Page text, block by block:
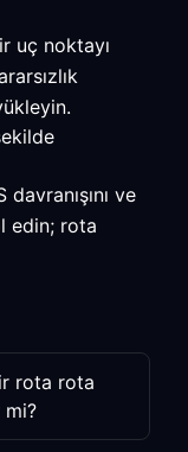
uç noktayı
ve
edin; rota
rota rota
mi?